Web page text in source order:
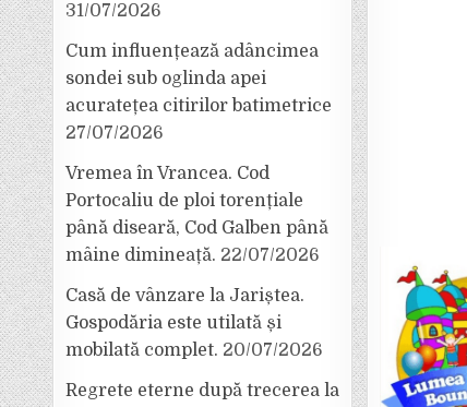
31/07/2026
Cum influențează adâncimea
sondei sub oglinda apei
acuratețea citirilor batimetrice
27/07/2026
Vremea în Vrancea. Cod
Portocaliu de ploi torențiale
până diseară, Cod Galben până
mâine dimineață. 22/07/2026
Casă de vânzare la Jariștea.
Gospodăria este utilată și
mobilată complet. 20/07/2026
Regrete eterne după trecerea la